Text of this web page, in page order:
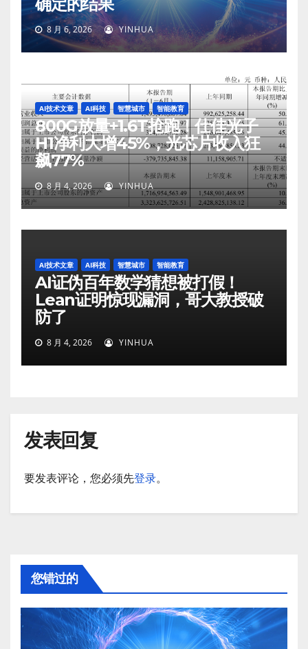
8 月 6, 2026 YINHUA
AI技术文章 AI科技 智慧城市 智能教育
800G放量+1.6T抢跑！仕佳光子
H1净利大增45%，光芯片收入狂
飙77%
8 月 4, 2026 YINHUA
AI技术文章 AI科技 智慧城市 智能教育
AI证伪百年数学猜想被打假！
Lean证明惊现漏洞，哥大教授破
防了
8 月 4, 2026 YINHUA
发表回复
要发表评论，您必须先登录。
您错过的